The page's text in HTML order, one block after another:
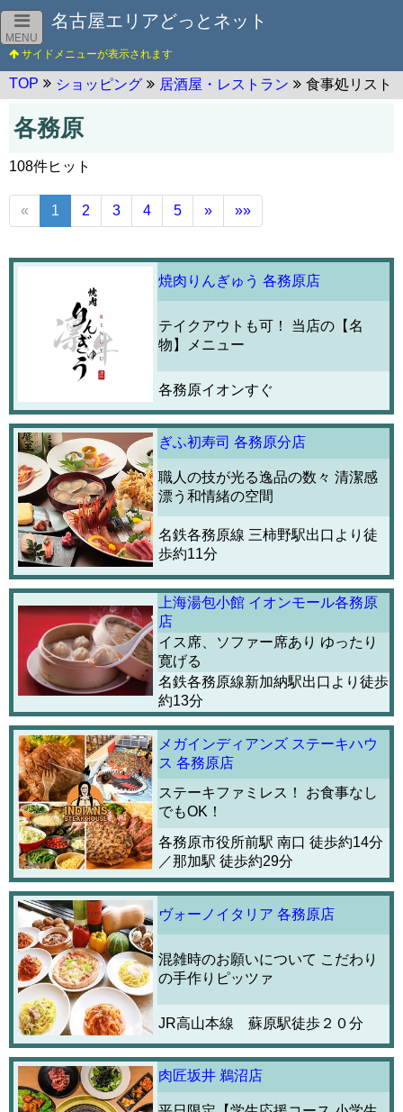
MENU
名古屋エリアどっとネット
TOP ショッピング 居酒屋・レストラン 食事処リスト
各務原
108件ヒット
« 1 2 3 4 5 » »»
焼肉りんぎゅう 各務原店
テイクアウトも可！ 当店の【名
物】メニュー
各務原イオンすぐ
ぎふ初寿司 各務原分店
職人の技が光る逸品の数々 清潔感
漂う和情緒の空間
名鉄各務原線 三柿野駅出口より徒
歩約11分
上海湯包小館 イオンモール各務原
店
イス席、ソファー席あり ゆったり
寛げる
名鉄各務原線新加納駅出口より徒歩
約13分
メガインディアンズ ステーキハウ
ス 各務原店
ステーキファミレス！ お食事なし
でもOK！
各務原市役所前駅 南口 徒歩約14分
／那加駅 徒歩約29分
ヴォーノイタリア 各務原店
混雑時のお願いについて こだわり
の手作りピッツァ
JR高山本線 蘇原駅徒歩２０分
肉匠坂井 鵜沼店